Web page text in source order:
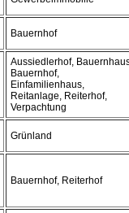
Bauernhof
Aussiedlerhof,
Bauernhof,
Einfamilienhaus,
Reitanlage, Reiterhof,
Verpachtung
Grünland
Bauernhof, Reiterhof